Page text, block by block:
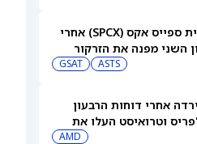
הירידה במניית ספייס אקס (SPCX) אחרי
השני מפנה את הזרקור
עם חשיפה גבוהה
ASTS
GSAT
מניית AMD ירדה אחרי דוחות הרבעון
וטרואיסט העלו את
AMD